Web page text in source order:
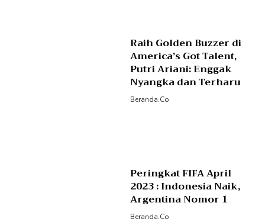
Raih Golden Buzzer di
America’s Got Talent,
Putri Ariani: Enggak
Nyangka dan Terharu
Beranda.co
Peringkat FIFA April
2023 : Indonesia Naik,
Argentina Nomor 1
Beranda.co